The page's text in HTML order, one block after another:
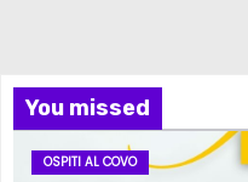
You missed
OSPITI AL COVO